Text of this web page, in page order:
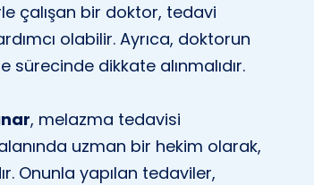
çalışan bir doktor, tedavi
olabilir. Ayrıca, doktorun
dikkate alınmalıdır.
, melazma tedavisi
uzman bir hekim olarak,
Onunla yapılan tedaviler,